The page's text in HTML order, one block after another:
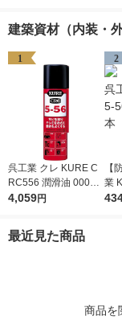
建築資材（内装・
1
呉工業 クレ KURE C
RC556 潤滑油 00000
49328530 1セット(70
4,059円
2
【
業
0ml
最近見た商品
商品を